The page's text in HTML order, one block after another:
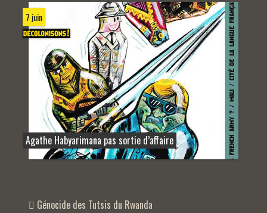
7 juin
Agathe Habyarimana pas sortie d’affaire
Génocide des Tutsis du Rwanda